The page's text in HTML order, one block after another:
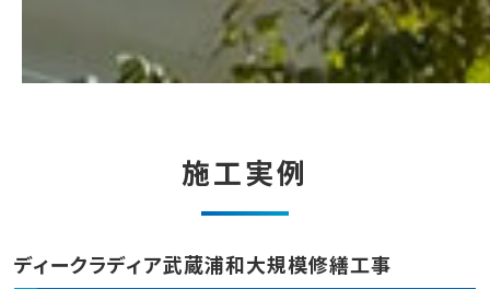
施工実例
ディークラディア武蔵浦和大規模修繕工事